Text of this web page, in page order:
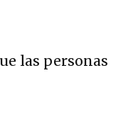
las personas